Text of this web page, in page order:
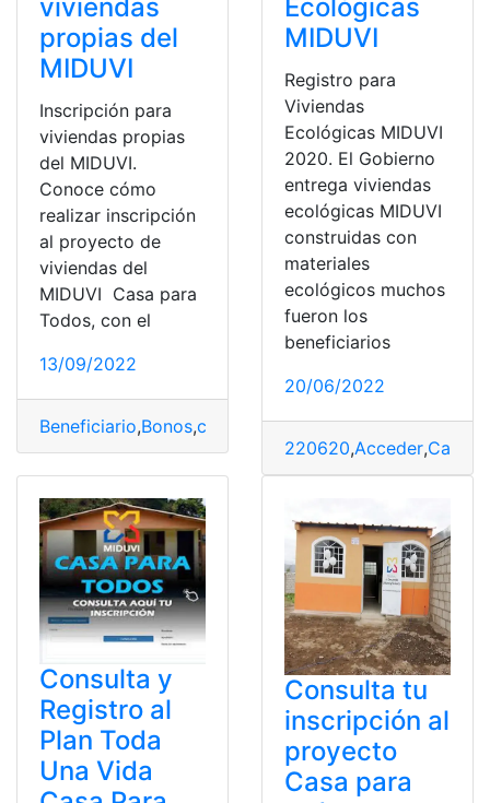
viviendas
propias del
MIDUVI
Inscripción para
viviendas propias
del MIDUVI.
Conoce cómo
realizar inscripción
al proyecto de
viviendas del
MIDUVI Casa para
Todos, con el
13/09/2022
Beneficiario,Bonos,casa para todos,inscripción,Miduvi
Ecológicas
MIDUVI
Registro para
Viviendas
Ecológicas MIDUVI
2020. El Gobierno
entrega viviendas
ecológicas MIDUVI
construidas con
materiales
ecológicos muchos
fueron los
beneficiarios
20/06/2022
220620,Acceder,Casa
Consulta y
Registro al
Plan Toda
Una Vida
Consulta tu
inscripción al
proyecto
Casa para